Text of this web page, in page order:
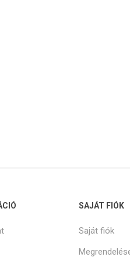
SAJÁT FIÓK
Saját fiók